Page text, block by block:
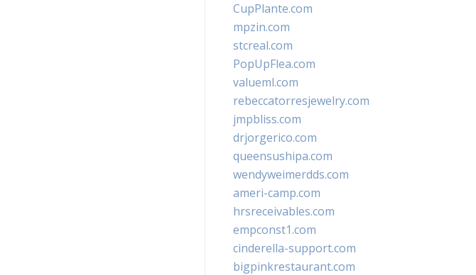
CupPlante.com
mpzin.com
stcreal.com
PopUpFlea.com
valueml.com
rebeccatorresjewelry.com
jmpbliss.com
drjorgerico.com
queensushipa.com
wendyweimerdds.com
ameri-camp.com
hrsreceivables.com
empconst1.com
cinderella-support.com
bigpinkrestaurant.com